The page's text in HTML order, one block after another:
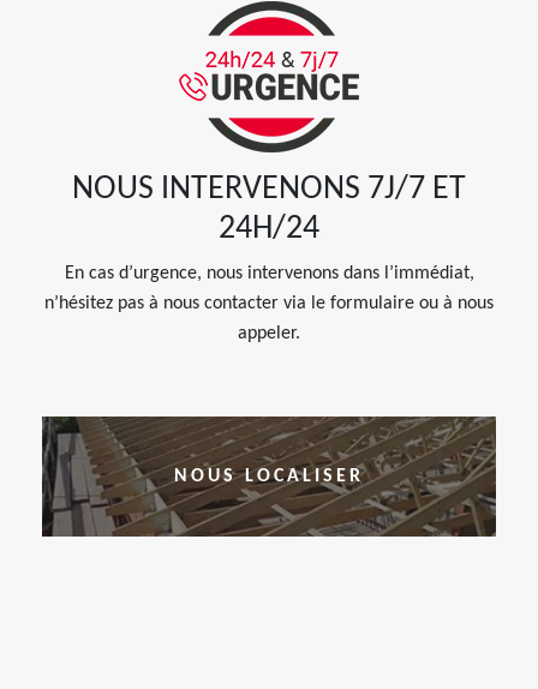
NOUS INTERVENONS 7J/7 ET
24H/24
En cas d’urgence, nous intervenons dans l’immédiat,
n’hésitez pas à nous contacter via le formulaire ou à nous
appeler.
NOUS LOCALISER